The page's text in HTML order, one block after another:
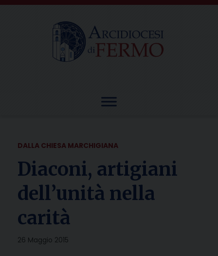
Skip
DALLA CHIESA MARCHIGIANA
Diaconi, artigiani
dell’unità nella
carità
26 Maggio 2015